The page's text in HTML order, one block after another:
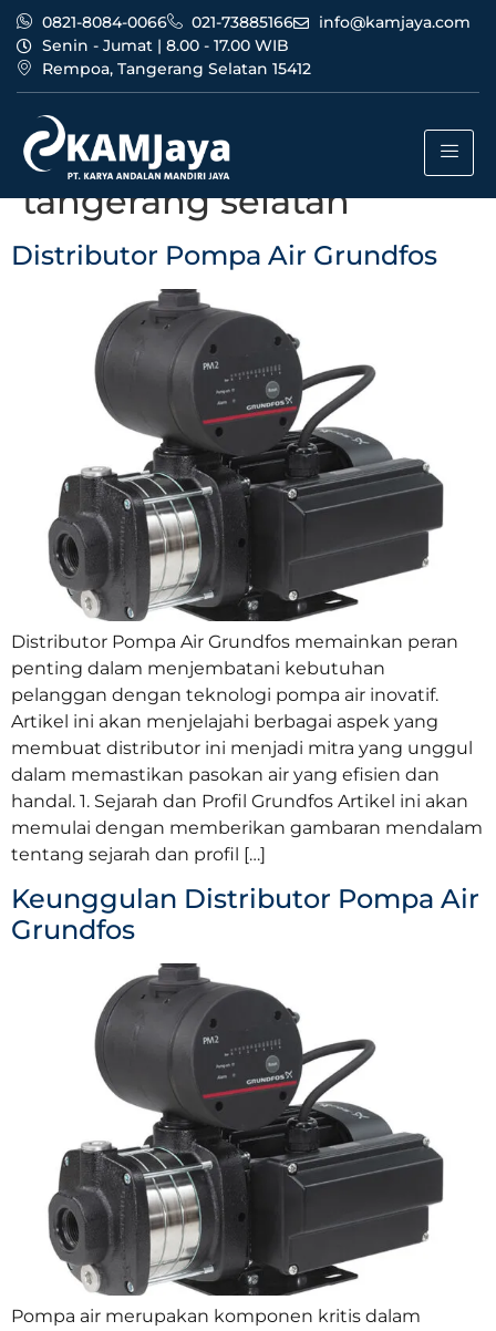
0821-8084-0066 021-73885166
info@kamjaya.com
Senin - Jumat | 8.00 - 17.00 WIB
Rempoa, Tangerang Selatan 15412
Tag:
pompa air grundfos
tangerang selatan
Distributor Pompa Air Grundfos
Distributor Pompa Air Grundfos memainkan peran
penting dalam menjembatani kebutuhan
pelanggan dengan teknologi pompa air inovatif.
Artikel ini akan menjelajahi berbagai aspek yang
membuat distributor ini menjadi mitra yang unggul
dalam memastikan pasokan air yang efisien dan
handal. 1. Sejarah dan Profil Grundfos Artikel ini akan
memulai dengan memberikan gambaran mendalam
tentang sejarah dan profil […]
Keunggulan Distributor Pompa Air
Grundfos
Pompa air merupakan komponen kritis dalam